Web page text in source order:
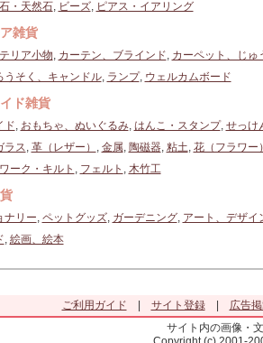
・天然石, ビーズ, ピアス・イアリング
雑貨
リア小物, カーテン、ブラインド, カーペット、じゅ
うそく、キャンドル, ランプ, ウェルカムボード
ド雑貨
ド, おもちゃ、ぬいぐるみ, はんこ・スタンプ, せっけ
ラス, 革（レザー） , 金属, 陶磁器, 粘土, 花（フラワー
ーク・キルト , フェルト , 木竹工
ナリー, ペットグッズ, ガーデニング, アート、デザイ
, 絵画、絵本
ご利用ガイド サイト登録|
広告
サイト内の画像・